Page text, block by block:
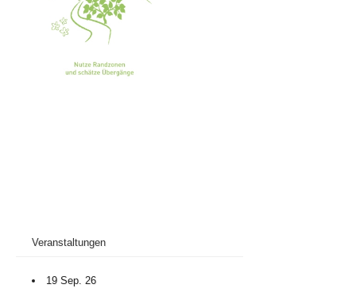
Veranstaltungen
19 Sep. 26